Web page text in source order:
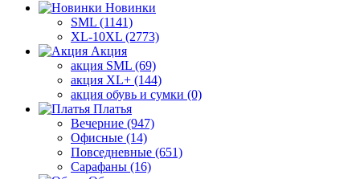
Новинки
SML (1141)
XL-10XL (2773)
Акция
акция SML (69)
акция XL+ (144)
акция обувь и сумки (0)
Платья
Вечерние (947)
Офисные (14)
Повседневные (651)
Сарафаны (16)